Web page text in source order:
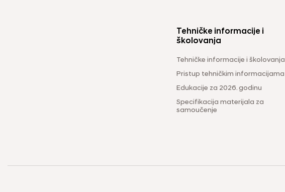
Tehničke informacije i
školovanja
Tehničke informacije i školovanja
Pristup tehničkim informacijama
Edukacije za 2026. godinu
Specifikacija materijala za
samoučenje